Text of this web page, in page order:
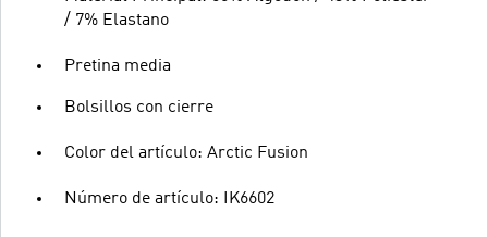
/ 7% Elastano
Pretina media
Bolsillos con cierre
Color del artículo: Arctic Fusion
Número de artículo: IK6602